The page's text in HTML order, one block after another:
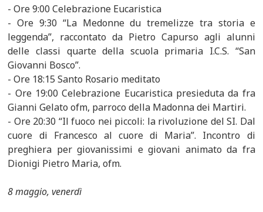
- Ore 9:00 Celebrazione Eucaristica
- Ore 9:30 “La Medonne du tremelizze tra storia e
leggenda”, raccontato da Pietro Capurso agli alunni
delle classi quarte della scuola primaria I.C.S. “San
Giovanni Bosco”.
- Ore 18:15 Santo Rosario meditato
- Ore 19:00 Celebrazione Eucaristica presieduta da fra
Gianni Gelato ofm, parroco della Madonna dei Martiri.
- Ore 20:30 “Il fuoco nei piccoli: la rivoluzione del SI. Dal
cuore di Francesco al cuore di Maria”. Incontro di
preghiera per giovanissimi e giovani animato da fra
Dionigi Pietro Maria, ofm.
8 maggio, venerdì